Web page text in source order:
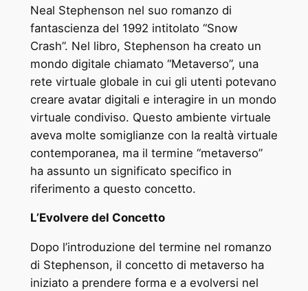
Neal Stephenson nel suo romanzo di
fantascienza del 1992 intitolato “Snow
Crash”. Nel libro, Stephenson ha creato un
mondo digitale chiamato “Metaverso”, una
rete virtuale globale in cui gli utenti potevano
creare avatar digitali e interagire in un mondo
virtuale condiviso. Questo ambiente virtuale
aveva molte somiglianze con la realtà virtuale
contemporanea, ma il termine “metaverso”
ha assunto un significato specifico in
riferimento a questo concetto.
L’Evolvere del Concetto
Dopo l’introduzione del termine nel romanzo
di Stephenson, il concetto di metaverso ha
iniziato a prendere forma e a evolversi nel